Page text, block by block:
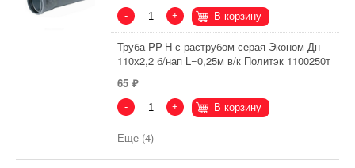
- + В корзину
Труба PP-H с раструбом серая Эконом Дн
110х2,2 б/нап L=0,25м в/к Политэк 1100250т
65
- + В корзину
Еще (4)